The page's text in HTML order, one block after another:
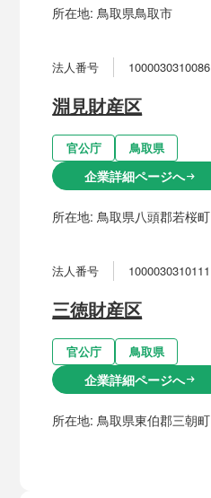
所在地:鳥取県鳥取市
法人番号 1000030310086
淵見財産区
官公庁 鳥取県
企業詳細ページへarrow_right_alt
所在地:鳥取県八頭郡若桜町
法人番号 1000030310111
三徳財産区
官公庁 鳥取県
企業詳細ページへarrow_right_alt
所在地: 鳥取県東伯郡三朝町